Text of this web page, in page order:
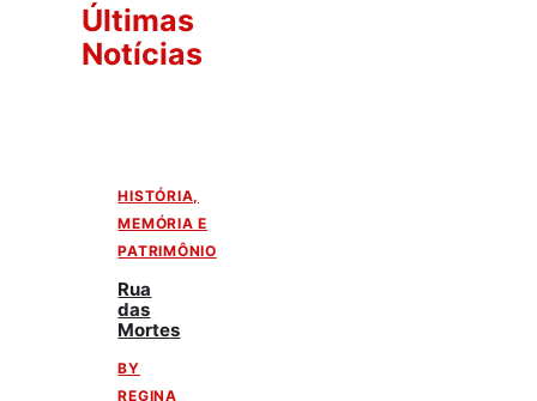
Últimas
Notícias
HISTÓRIA,
MEMÓRIA E
PATRIMÔNIO
Rua
das
Mortes
BY
REGINA